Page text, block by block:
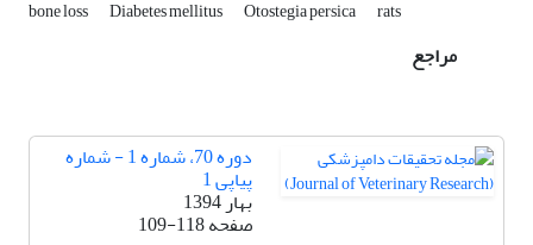
bone loss Diabetes mellitus Otostegia persica rats
مراجع
دوره 70، شماره 1 - شماره
پیاپی 1
بهار 1394
صفحه109-118